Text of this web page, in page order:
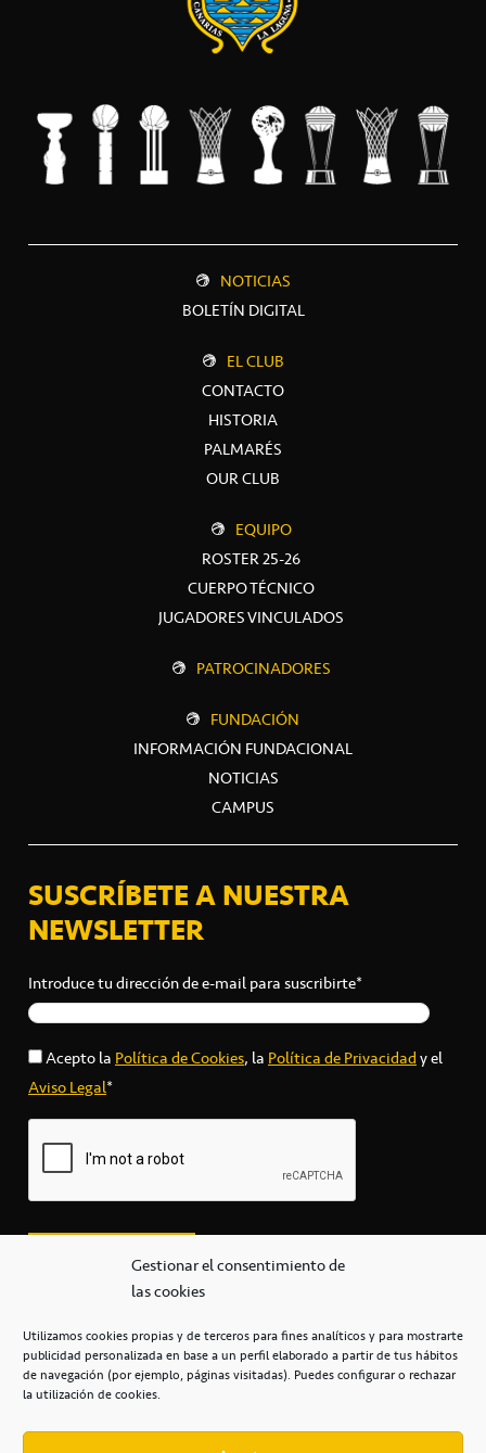
Gestionar el consentimiento de
las cookies
Utilizamos cookies propias y de terceros para fines analíticos y para mostrarte
publicidad personalizada en base a un perfil elaborado a partir de tus hábitos
de navegación (por ejemplo, páginas visitadas). Puedes configurar o rechazar
la utilización de cookies.
NOTICIAS
BOLETÍN DIGITAL
EL CLUB
CONTACTO
HISTORIA
PALMARÉS
OUR CLUB
EQUIPO
ROSTER 25-26
CUERPO TÉCNICO
JUGADORES VINCULADOS
PATROCINADORES
FUNDACIÓN
INFORMACIÓN FUNDACIONAL
NOTICIAS
CAMPUS
SUSCRÍBETE A NUESTRA
NEWSLETTER
Introduce tu dirección de e-mail para suscribirte*
Acepto laPolítica de Cookies, laPolítica de Privacidady el
Aviso Legal*
secretaria@cbcanarias.es
+34 922 253 684